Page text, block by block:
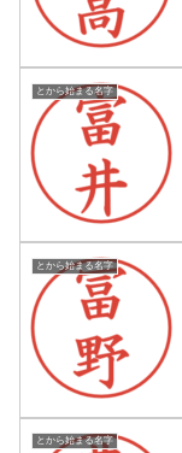
とから始まる名字
とから始まる名字
とから始まる名字